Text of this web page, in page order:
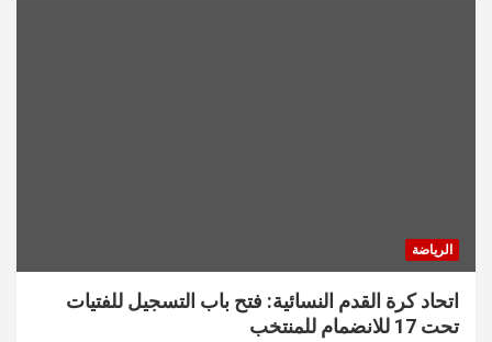
الرياضة
اتحاد كرة القدم النسائية: فتح باب التسجيل للفتيات
تحت 17 للانضمام للمنتخب